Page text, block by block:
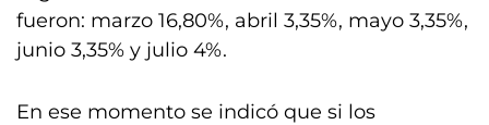
fueron: marzo 16,80%, abril 3,35%, mayo 3,35%,
junio 3,35% y julio 4%.
En ese momento se indicó que si los